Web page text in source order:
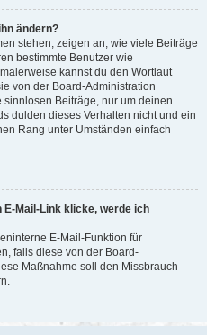
ändern?
stehen, zeigen an, wie viele Beiträge
bestimmte Benutzer wie
kannst du den Wortlaut
von der Board-Administration
Beiträge, nur um deinen
dulden dieses Verhalten nicht und ein
Rang unter Umständen einfach
E-Mail-Link klicke, werde ich
E-Mail-Funktion für
falls diese von der Board-
Maßnahme soll den Missbrauch